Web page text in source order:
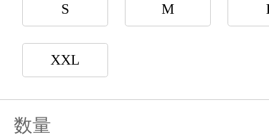
S M
XXL
数量